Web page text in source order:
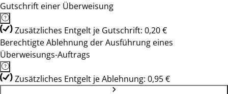
Gutschrift einer Überweisung
Zusätzliches Entgelt je Gutschrift: 0,20 €
Berechtigte Ablehnung der Ausführung eines
Überweisungs-Auftrags
Zusätzliches Entgelt je Ablehnung: 0,95 €